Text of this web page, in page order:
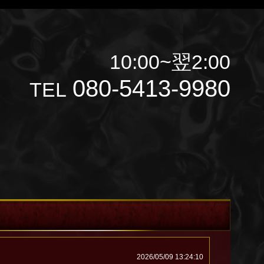
10:00~翌2:00
TEL 080-5413-9980
2026/05/09 13:24:10